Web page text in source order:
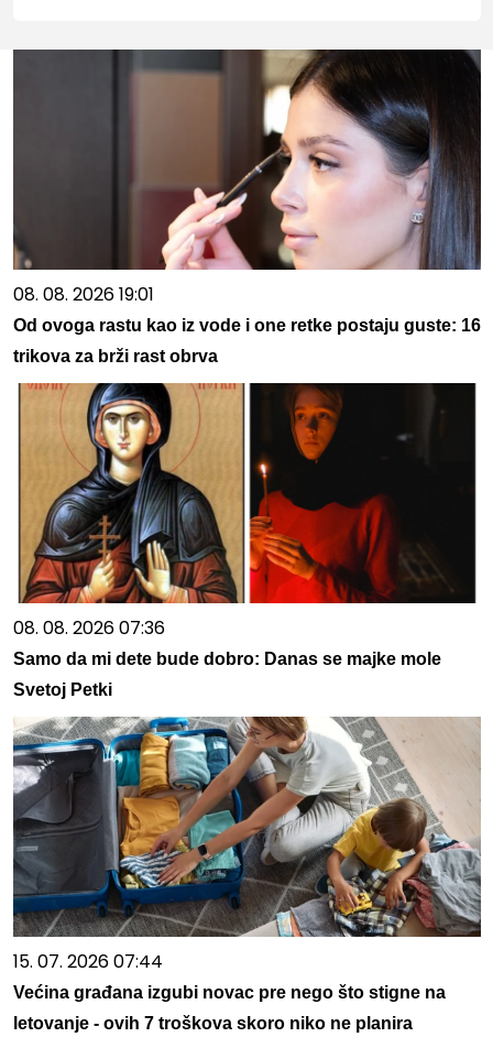
08. 08. 2026 19:01
Od ovoga rastu kao iz vode i one retke postaju guste: 16
trikova za brži rast obrva
08. 08. 2026 07:36
Samo da mi dete bude dobro: Danas se majke mole
Svetoj Petki
15. 07. 2026 07:44
Većina građana izgubi novac pre nego što stigne na
letovanje - ovih 7 troškova skoro niko ne planira